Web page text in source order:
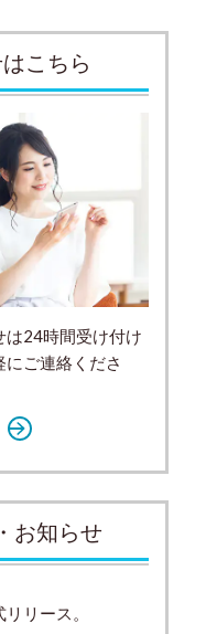
こちら
は24時間受け付け
ご連絡くださ
お知らせ
リース。